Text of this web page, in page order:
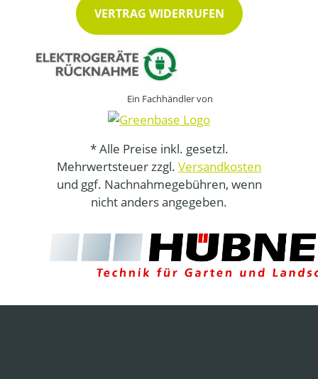
VERTRAG WIDERRUFEN
Ein Fachhändler von
* Alle Preise inkl. gesetzl.
Mehrwertsteuer zzgl. Versandkosten
und ggf. Nachnahmegebühren, wenn
nicht anders angegeben.